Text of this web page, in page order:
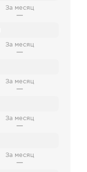
За месяц
—
За месяц
—
За месяц
—
За месяц
—
За месяц
—